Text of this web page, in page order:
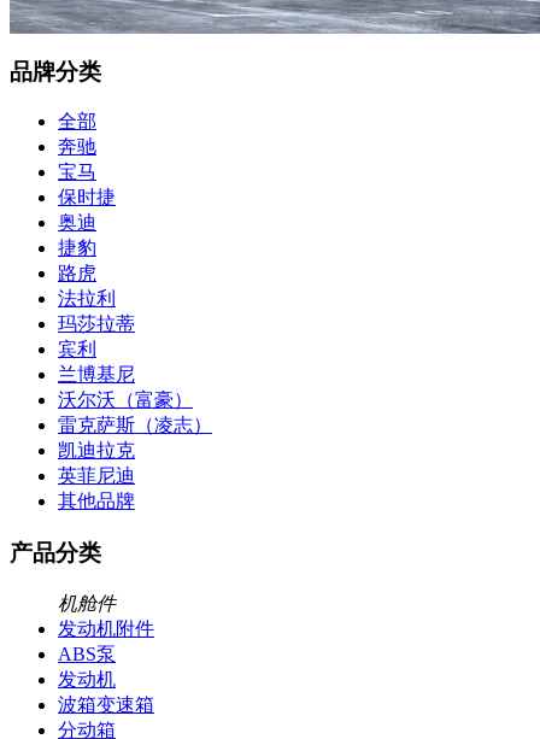
品牌分类
全部
奔驰
宝马
保时捷
奥迪
捷豹
路虎
法拉利
玛莎拉蒂
宾利
兰博基尼
沃尔沃（富豪）
雷克萨斯（凌志）
凯迪拉克
英菲尼迪
其他品牌
产品分类
机舱件
发动机附件
ABS泵
发动机
波箱变速箱
分动箱